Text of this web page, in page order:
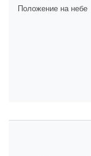
Положение на небе